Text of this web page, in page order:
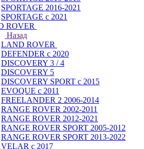
SPORTAGE 2016-2021
SPORTAGE с 2021
ROVER
Назад
LAND ROVER
DEFENDER с 2020
DISCOVERY 3 / 4
DISCOVERY 5
DISCOVERY SPORT с 2015
EVOQUE с 2011
FREELANDER 2 2006-2014
RANGE ROVER 2002-2011
RANGE ROVER 2012-2021
RANGE ROVER SPORT 2005-2012
RANGE ROVER SPORT 2013-2022
VELAR с 2017